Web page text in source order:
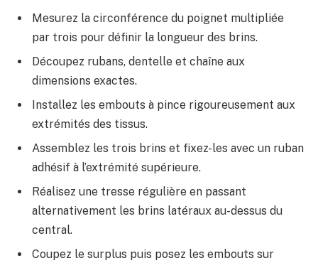
Mesurez la circonférence du poignet multipliée
par trois pour définir la longueur des brins.
Découpez rubans, dentelle et chaîne aux
dimensions exactes.
Installez les embouts à pince rigoureusement aux
extrémités des tissus.
Assemblez les trois brins et fixez-les avec un ruban
adhésif à l’extrémité supérieure.
Réalisez une tresse régulière en passant
alternativement les brins latéraux au-dessus du
central.
Coupez le surplus puis posez les embouts sur